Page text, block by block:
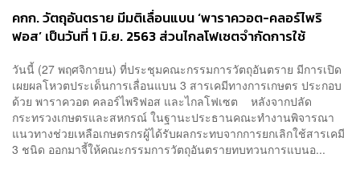
คกก. วัตถุอันตราย มีมติเลื่อนแบน ‘พาราควอต-คลอร์ไพริ
ฟอส’ เป็นวันที่ 1 มิ.ย. 2563 ส่วนไกลโฟเซตจำกัดการใช้
วันนี้ (27 พฤศจิกายน) ที่ประชุมคณะกรรมการวัตถุอันตราย มีการเปิด
เผยผลโหวตประเด็นการเลื่อนแบน 3 สารเคมีทางการเกษตร ประกอบ
ด้วย พาราควอต คลอร์ไพริฟอส และไกลโฟเซต หลังจากปลัด
กระทรวงเกษตรและสหกรณ์ ในฐานะประธานคณะทำงานพิจารณา
แนวทางช่วยเหลือเกษตรกรผู้ได้รับผลกระทบจากการยกเลิกใช้สารเคมี
3 ชนิด ออกมาจี้ให้คณะกรรมการวัตถุอันตรายทบทวนการแบนอ...